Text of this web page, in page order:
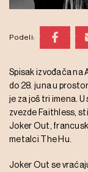
Podeli:
Spisak izvođača na
do 28. juna u
je za još tri imena.
zvezde Faithless,
Joker Out,
metalci The Hu.
Joker Out se